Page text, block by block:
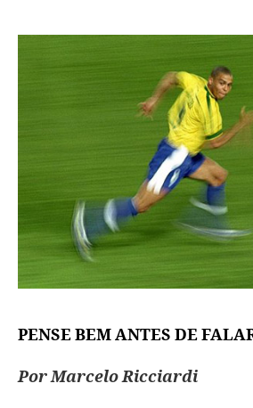
PENSE BEM ANTES DE
Por Marcelo Ricciardi